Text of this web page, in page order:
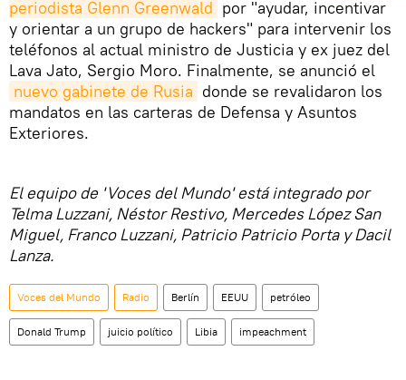
periodista Glenn Greenwald por "ayudar, incentivar
y orientar a un grupo de hackers" para intervenir los
teléfonos al actual ministro de Justicia y ex juez del
Lava Jato, Sergio Moro. Finalmente, se anunció el
nuevo gabinete de Rusia donde se revalidaron los
mandatos en las carteras de Defensa y Asuntos
Exteriores.
El equipo de 'Voces del Mundo' está integrado por
Telma Luzzani, Néstor Restivo, Mercedes López San
Miguel, Franco Luzzani, Patricio Patricio Porta y Dacil
Lanza.
Voces del Mundo Radio Berlín EEUU petróleo
Donald Trump juicio político Libia impeachment